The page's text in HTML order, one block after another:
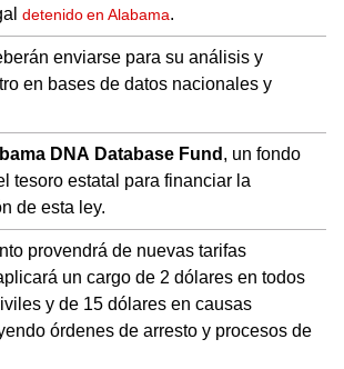
detenido en Alabama.
enviarse para su análisis y
en bases de datos nacionales y
DNA Database Fund, un fondo
tesoro estatal para financiar la
de esta ley.
provendrá de nuevas tarifas
un cargo de 2 dólares en todos
y de 15 dólares en causas
órdenes de arresto y procesos de